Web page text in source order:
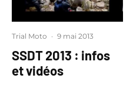
Trial Moto · 9 mai 2013
SSDT 2013 : infos
et vidéos